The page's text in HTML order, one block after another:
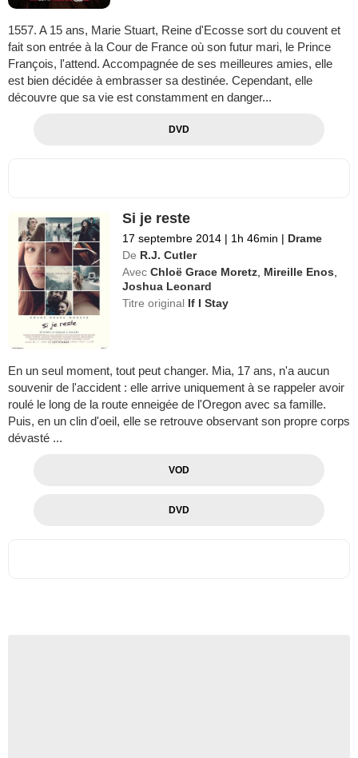
1557. A 15 ans, Marie Stuart, Reine d'Ecosse sort du couvent et
fait son entrée à la Cour de France où son futur mari, le Prince
François, l'attend. Accompagnée de ses meilleures amies, elle
est bien décidée à embrasser sa destinée. Cependant, elle
découvre que sa vie est constamment en danger...
DVD
Si je reste
17 septembre 2014 | 1h 46min | Drame
De R.J. Cutler
Avec Chloë Grace Moretz Mireille Enos
Joshua Leonard
Titre original If I Stay
En un seul moment, tout peut changer. Mia, 17 ans, n'a aucun
souvenir de l'accident : elle arrive uniquement à se rappeler avoir
roulé le long de la route enneigée de l'Oregon avec sa famille.
Puis, en un clin d'oeil, elle se retrouve observant son propre corps
dévasté ...
VOD
DVD